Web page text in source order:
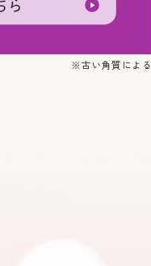
※古い角質による